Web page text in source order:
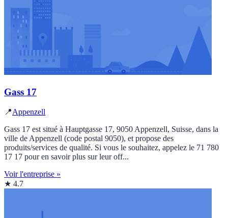
Gass 17
📍Appenzell
Gass 17 est situé à Hauptgasse 17, 9050 Appenzell, Suisse, dans la
ville de Appenzell (code postal 9050), et propose des
produits/services de qualité. Si vous le souhaitez, appelez le 71 780
17 17 pour en savoir plus sur leur off...
Voir l'entreprise »
★ 4.7